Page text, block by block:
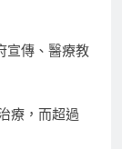
宣傳、醫療教
療，而超過